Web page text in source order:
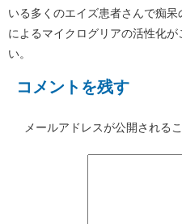
いる多くのエイズ患者さんで痴
によるマイクログリアの活性化
い。
コメントを残す
メールアドレスが公開される